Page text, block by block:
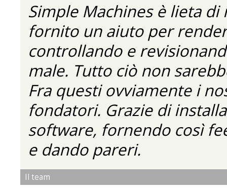
Simple Machines è lieta
fornito un aiuto per
controllando e
male. Tutto ciò non
Fra questi ovviamente i
fondatori. Grazie di
software, fornendo così
e dando pareri.
Il team